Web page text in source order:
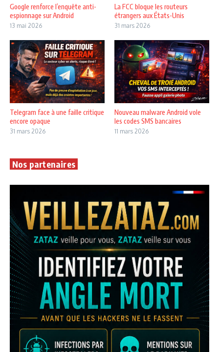
Google renforce l’enquête anti-
espionnage sur Android
13 mai 2026
La FCC bloque les routeurs
étrangers aux États-Unis
31 mars 2026
Telegram face à une faille critique
encore opaque
31 mars 2026
Nouveau malware Android vole
les codes SMS bancaires
11 mars 2026
Nos partenaires